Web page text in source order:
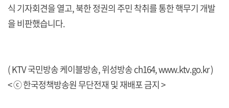
식 기자회견을 열고, 북한 정권의 주민 착취를 통한 핵무기 개발
을 비판했습니다.
( KTV 국민방송 케이블방송, 위성방송 ch164,www.ktv.go.kr)
< ⓒ 한국정책방송원 무단전재 및 재배포 금지 >